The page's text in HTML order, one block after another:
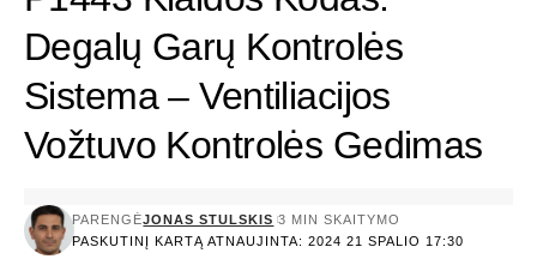
Degalų Garų Kontrolės
Sistema – Ventiliacijos
Vožtuvo Kontrolės Gedimas
PASKUTINĮ KARTĄ ATNAUJINTA: 2024 21 SPALIO 17:30
PARENGĖJONAS STULSKIS 3 MIN SKAITYMO